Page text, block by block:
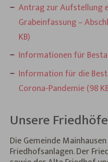
Antrag zur Aufstellung
Grabeinfassung –
KB)
Informationen für
Information für die
Corona-Pandemie (98
Unsere Friedhöfe
Die Gemeinde
Friedhofsanlagen. Der